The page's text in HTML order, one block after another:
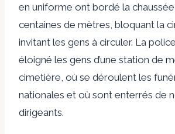
en uniforme ont bordé la
centaines de mètres, bloquant la
invitant les gens à circuler. La
éloigné les gens d’une station de
cimetière, où se déroulent les
nationales et où sont enterrés de
dirigeants.